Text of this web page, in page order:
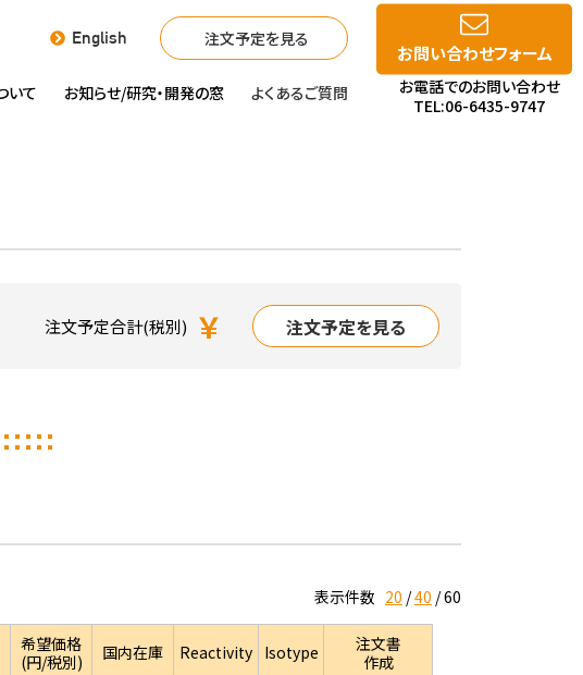
English 注文予定を見る
いて お知らせ/研究・開発の窓 よくあるご質問
お問い合わせフォーム
お電話でのお問い合わせ
TEL:06-6435-9747
注文予定合計(税別) ￥ 注文予定を見る
表示件数 20 40 60
希望価格
(円/税別)
国内在庫 Reactivity Isotype
注文書
作成